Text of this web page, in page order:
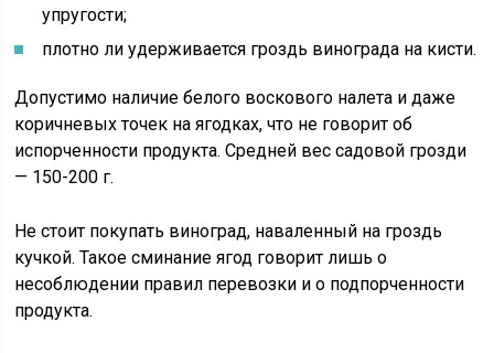
упругости;
плотно ли удерживается гроздь винограда на кисти.
Допустимо наличие белого воскового налета и даже
коричневых точек на ягодках, что не говорит об
испорченности продукта. Средней вес садовой грозди
— 150-200 г.
Не стоит покупать виноград, наваленный на гроздь
кучкой. Такое сминание ягод говорит лишь о
несоблюдении правил перевозки и о подпорченности
продукта.